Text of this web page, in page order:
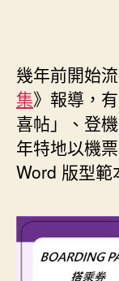
幾年前開始
集》報導，
喜帖」、登
年特地以機
Word 版型範